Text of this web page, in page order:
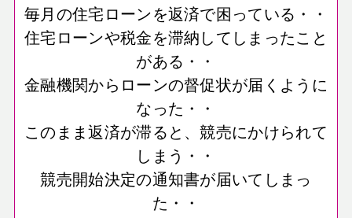
毎月の住宅ローンを返済で困っている・・
住宅ローンや税金を滞納してしまったこと
がある・・
金融機関からローンの督促状が届くように
なった・・
このまま返済が滞ると、競売にかけられて
しまう・・
競売開始決定の通知書が届いてしまっ
た・・